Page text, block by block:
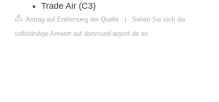
Trade Air (C3)
Antrag auf Entfernung der Quelle
Sehen Sie sich die
vollständige Antwort auf dortmund-airport.de an